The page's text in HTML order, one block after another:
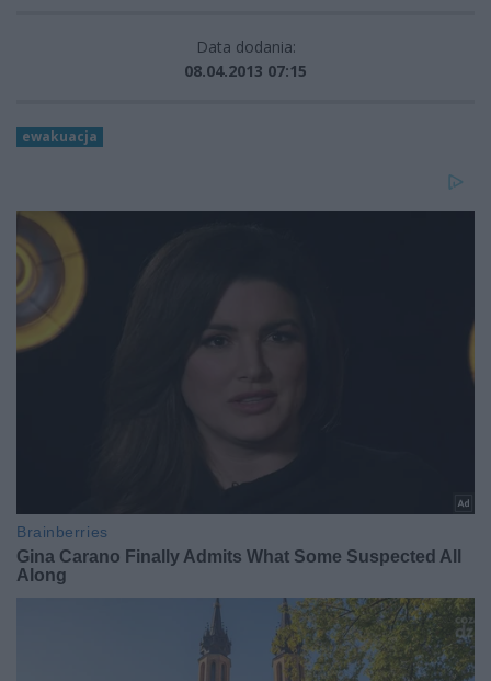
Data dodania:
08.04.2013 07:15
ewakuacja